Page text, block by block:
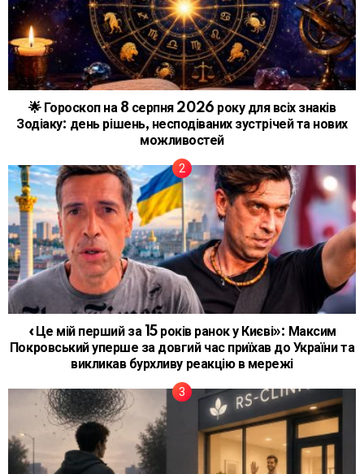
🌟 Гороскоп на 8 серпня 2026 року для всіх знаків
Зодіаку: день рішень, несподіваних зустрічей та нових
можливостей
«Це мій перший за 15 років ранок у Києві»: Максим
Покровський уперше за довгий час приїхав до України та
викликав бурхливу реакцію в мережі